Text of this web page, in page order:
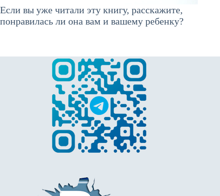
Если вы уже читали эту книгу, расскажите,
понравилась ли она вам и вашему ребенку?